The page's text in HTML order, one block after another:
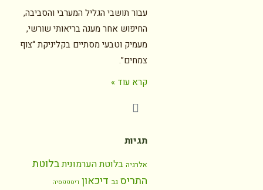
עבור תושבי הגליל המערבי והסביבה,
החיפוש אחר מענה בריאותי שורשי,
מעמיק וטבעי מסתיים בקליניקת “צוף
צמחים”.
קרא עוד »
תגיות
אלרגיה בלוטת הערמוניתבלוטת
התריס גב דיכאון דיספפסיה